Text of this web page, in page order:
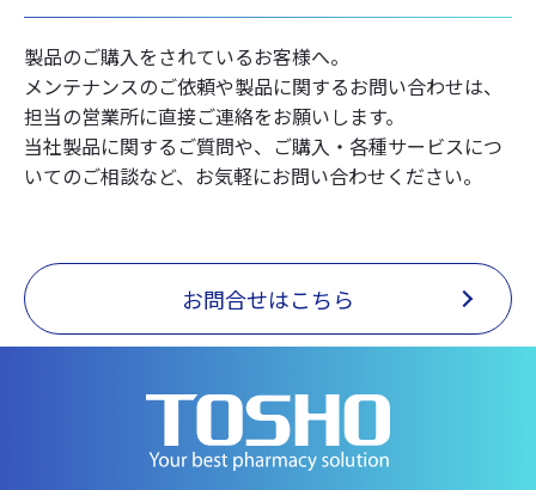
製品のご購入をされているお客様へ。
メンテナンスのご依頼や製品に関するお問い合わせは、
担当の営業所に直接ご連絡をお願いします。
当社製品に関するご質問や、ご購入・各種サービスにつ
いてのご相談など、お気軽にお問い合わせください。
お問合せはこちら